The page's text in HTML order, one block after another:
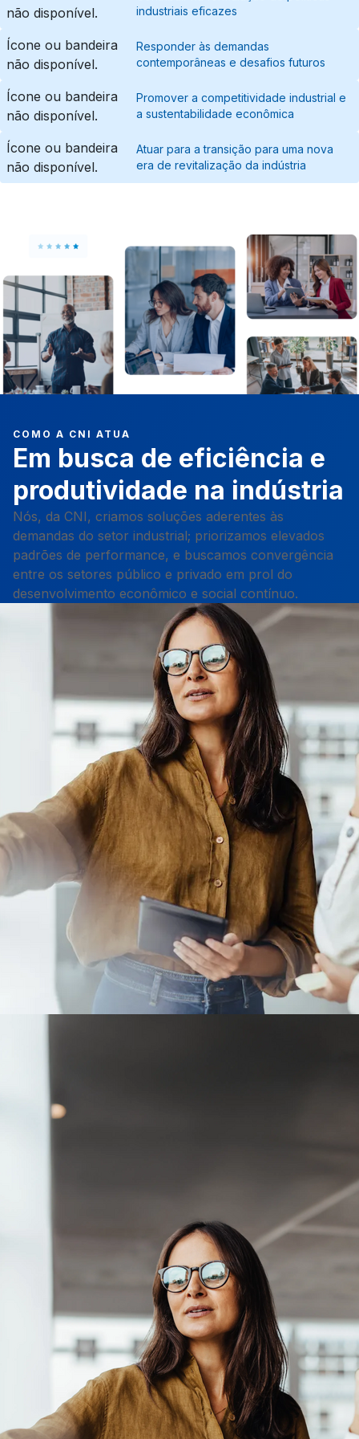
não disponível.
industriais eficazes
Ícone ou bandeira
não disponível.
Responder às demandas
contemporâneas e desafios futuros
Ícone ou bandeira
não disponível.
Promover a competitividade industrial e
a sustentabilidade econômica
Ícone ou bandeira
não disponível.
Atuar para a transição para uma nova
era de revitalização da indústria
COMO A CNI ATUA
Em busca de eficiência e
produtividade na indústria
Nós, da CNI, criamos soluções aderentes às
demandas do setor industrial; priorizamos elevados
padrões de performance, e buscamos convergência
entre os setores público e privado em prol do
desenvolvimento econômico e social contínuo.